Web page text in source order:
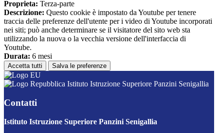
Proprieta: Terza-parte
Descrizione: Questo cookie è impostato da Youtube per tenere
traccia delle preferenze dell'utente per i video di Youtube incorporati
nei siti; può anche determinare se il visitatore del sito web sta
utilizzando la nuova o la vecchia versione dell'interfaccia di
Youtube.
Durata: 6 mesi
Accetta tutti Salva le preferenze
Istituto Istruzione Superiore Panzini Senigallia
Contatti
Istituto Istruzione Superiore Panzini Senigallia